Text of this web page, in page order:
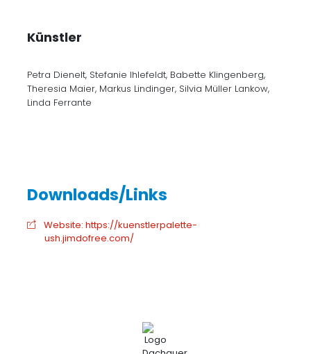
Künstler
Petra Dienelt, Stefanie Ihlefeldt, Babette Klingenberg,
Theresia Maier, Markus Lindinger, Silvia Müller Lankow,
Linda Ferrante
Website: https://kuenstlerpalette-
ush.jimdofree.com/